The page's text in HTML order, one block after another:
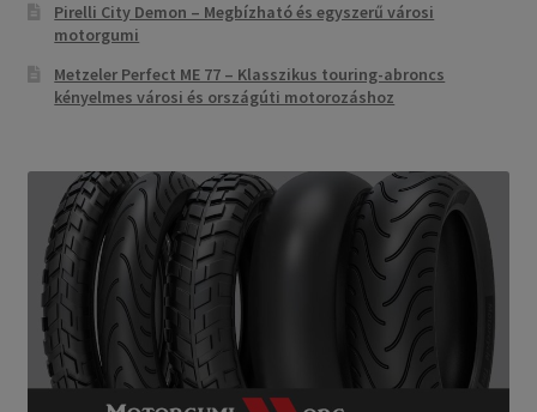
Pirelli City Demon – Megbízható és egyszerű városi
motorgumi
Metzeler Perfect ME 77 – Klasszikus touring-abroncs
kényelmes városi és országúti motorozáshoz